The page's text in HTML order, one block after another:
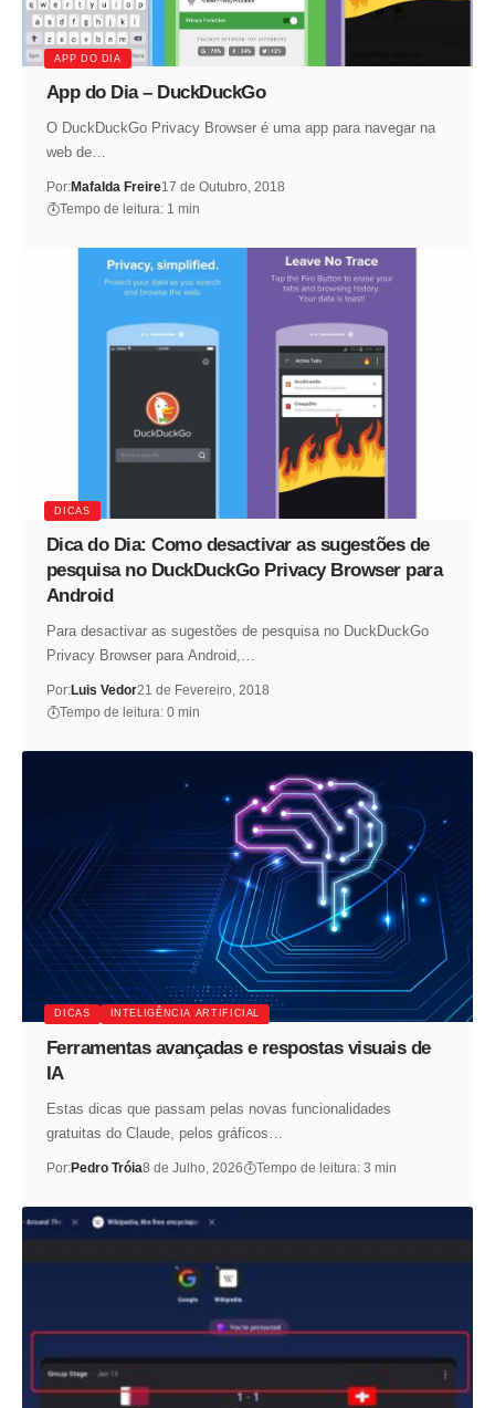
APP DO DIA
App do Dia – DuckDuckGo
O DuckDuckGo Privacy Browser é uma app para navegar na
web de…
Por:Mafalda Freire17 de Outubro, 2018
Tempo de leitura: 1 min
DICAS
Dica do Dia: Como desactivar as sugestões de
pesquisa no DuckDuckGo Privacy Browser para
Android
Para desactivar as sugestões de pesquisa no DuckDuckGo
Privacy Browser para Android,…
Por:Luis Vedor21 de Fevereiro, 2018
Tempo de leitura: 0 min
DICAS INTELIGÊNCIA ARTIFICIAL
Ferramentas avançadas e respostas visuais de
IA
Estas dicas que passam pelas novas funcionalidades
gratuitas do Claude, pelos gráficos…
Por:Pedro Tróia8 de Julho, 2026 Tempo de leitura: 3 min